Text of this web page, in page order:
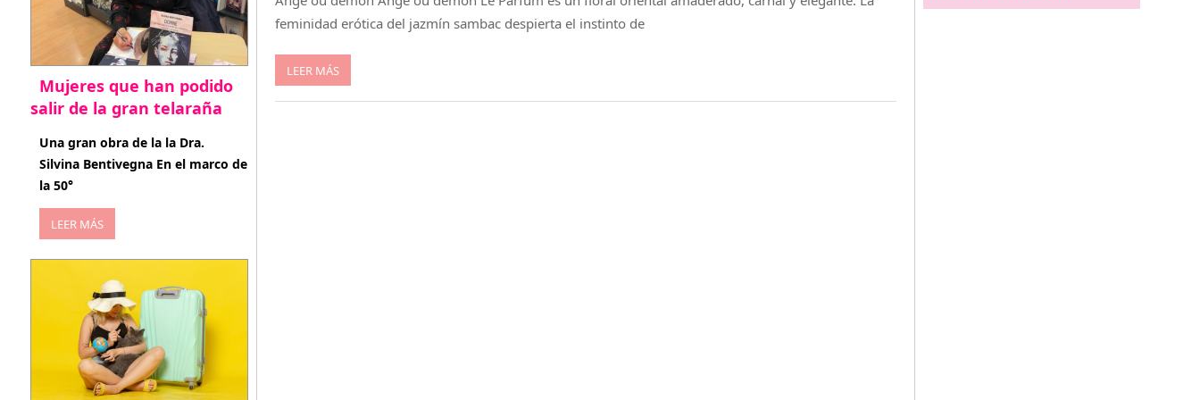
feminidad erótica del jazmín sambac despierta el instinto de
LEER MÁS
Mujeres que han podido
salir de la gran telaraña
abril 29, 2026
Una gran obra de la la Dra.
Silvina Bentivegna En el marco de
la 50°
LEER MÁS